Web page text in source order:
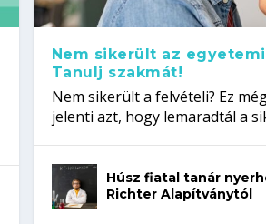
Nem sikerült az
Tanulj szakmát!
Nem sikerült a felvételi? Ez
jelenti azt, hogy lemaradtál a
Húsz fiatal tanár
Richter Alapítványtól